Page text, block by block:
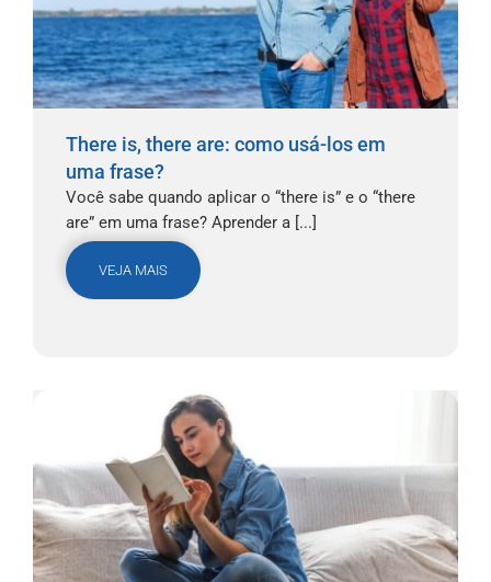
There is, there are: como usá-los em
uma frase?
Você sabe quando aplicar o “there is” e o “there
are” em uma frase? Aprender a [...]
VEJA MAIS